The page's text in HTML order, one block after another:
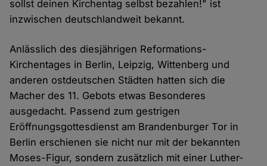
sollst deinen Kirchentag selbst bezahlen!" ist
inzwischen deutschlandweit bekannt.
Anlässlich des diesjährigen Reformations-
Kirchentages in Berlin, Leipzig, Wittenberg und
anderen ostdeutschen Städten hatten sich die
Macher des 11. Gebots etwas Besonderes
ausgedacht. Passend zum gestrigen
Eröffnungsgottesdienst am Brandenburger Tor in
Berlin erschienen sie nicht nur mit der bekannten
Moses-Figur, sondern zusätzlich mit einer Luther-